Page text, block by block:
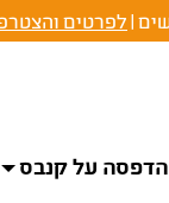
לפרטים
הדפסה על קנבס